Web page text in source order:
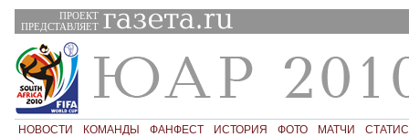
ПРОЕКТ
ПРЕДСТАВЛЯЕТ
НОВОСТИ КОМАНДЫ ФАНФЕСТ ИСТОРИЯ ФОТО МАТЧИ